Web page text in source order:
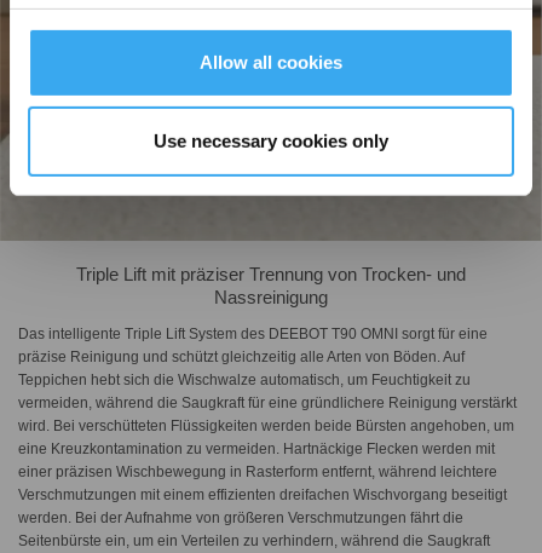
Allow all cookies
Use necessary cookies only
Triple Lift mit präziser Trennung von Trocken- und
Nassreinigung
Das intelligente Triple Lift System des DEEBOT T90 OMNI sorgt für eine
präzise Reinigung und schützt gleichzeitig alle Arten von Böden. Auf
Teppichen hebt sich die Wischwalze automatisch, um Feuchtigkeit zu
vermeiden, während die Saugkraft für eine gründlichere Reinigung verstärkt
wird. Bei verschütteten Flüssigkeiten werden beide Bürsten angehoben, um
eine Kreuzkontamination zu vermeiden. Hartnäckige Flecken werden mit
einer präzisen Wischbewegung in Rasterform entfernt, während leichtere
Verschmutzungen mit einem effizienten dreifachen Wischvorgang beseitigt
werden. Bei der Aufnahme von größeren Verschmutzungen fährt die
Seitenbürste ein, um ein Verteilen zu verhindern, während die Saugkraft